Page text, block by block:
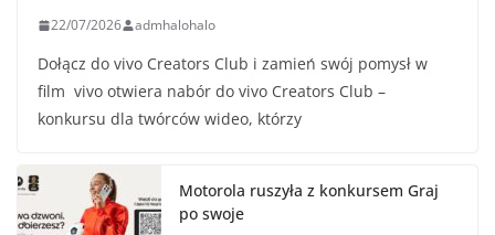
22/07/2026 admhalohalo
Dołącz do vivo Creators Club i zamień swój pomysł w
film vivo otwiera nabór do vivo Creators Club –
konkursu dla twórców wideo, którzy
Motorola ruszyła z konkursem Graj
po swoje